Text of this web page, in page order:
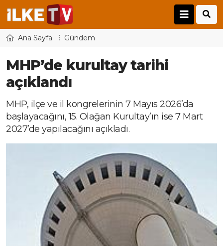
Ana Sayfa Gündem
MHP’de kurultay tarihi
açıklandı
MHP, ilçe ve il kongrelerinin 7 Mayıs 2026’da
başlayacağını, 15. Olağan Kurultay’ın ise 7 Mart
2027’de yapılacağını açıkladı.